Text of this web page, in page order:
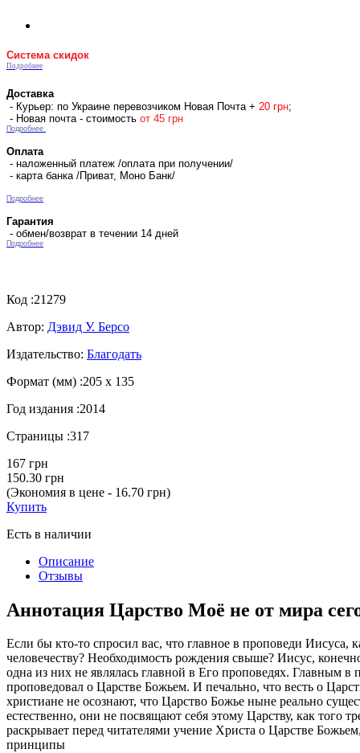
Система скидок
Подробнее
Доставка
- Курьер: по Украине перевозчиком Новая Почта + 20 грн;
- Новая почта - стоимость от 45 грн
Подробнее
Оплата
- наложенный платеж /оплата при получении/
- карта банка /Приват, Моно Банк/
Подробнее
Гарантия
- обмен/возврат в течении 14 дней
Подробнее
Код :21279
Автор: Дэвид У. Берсо
Издательство: Благодать
Формат (мм) :205 х 135
Год издания :2014
Страницы :317
167 грн
150.30 грн
(Экономия в цене - 16.70 грн)
Купить
Есть в наличии
Описание
Отзывы
Аннотация Царство Моё не от мира
Если бы кто-то спросил вас, что главное в проповеди
человечеству? Необходимость рождения свыше? Иисус,
одна из них не являлась главной в Его проповедях.
проповедовал о Царстве Божьем. И печально, что весть о
христиане не осознают, что Царство Божье ныне реально
естественно, они не посвящают себя этому Царству, как того
раскрывает перед читателями учение Христа о Царстве
принципы